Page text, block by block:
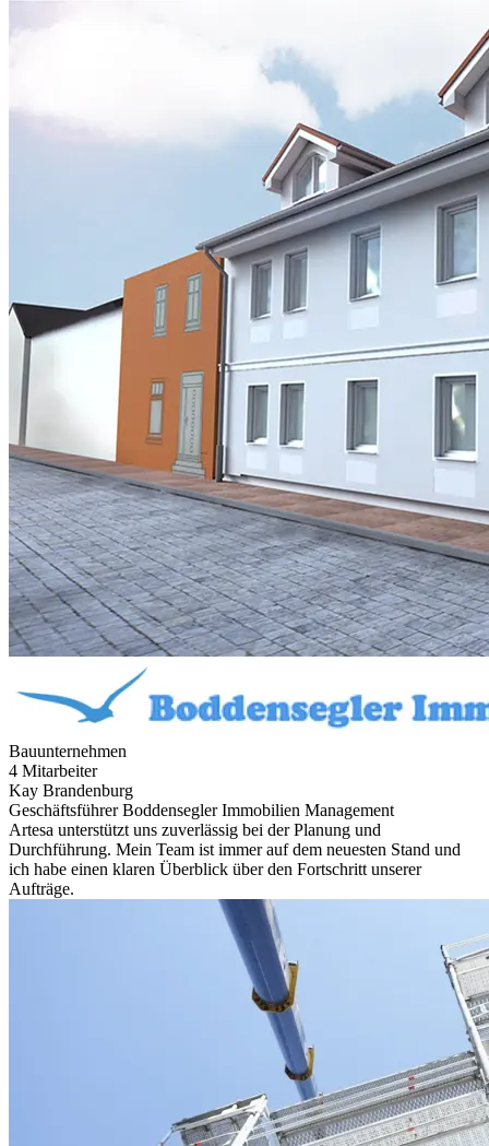
Bauunternehmen
4 Mitarbeiter
Kay Brandenburg
Geschäftsführer Boddensegler Immobilien Management
Artesa unterstützt uns zuverlässig bei der Planung und
Durchführung. Mein Team ist immer auf dem neuesten Stand und
ich habe einen klaren Überblick über den Fortschritt unserer
Aufträge.